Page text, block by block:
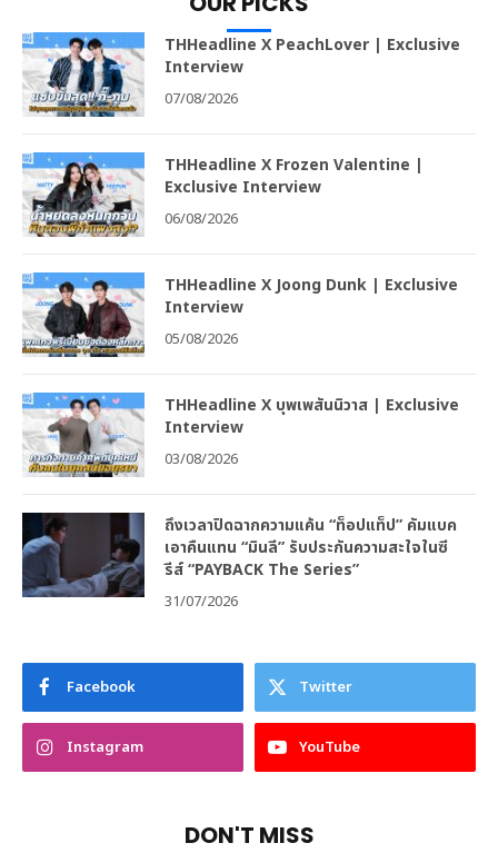
THHeadline X PeachLover | Exclusive
Interview
07/08/2026
THHeadline X Frozen Valentine |
Exclusive Interview
06/08/2026
THHeadline X Joong Dunk | Exclusive
Interview
05/08/2026
THHeadline X บุพเพสันนิวาส | Exclusive
Interview
03/08/2026
ถึงเวลาปิดฉากความแค้น “ท็อปแท็ป” คัมแบค
เอาคืนแทน “มินลี” รับประกันความสะใจในซี
รีส์ “PAYBACK The Series”
31/07/2026
Facebook Twitter
Instagram YouTube
DON'T MISS